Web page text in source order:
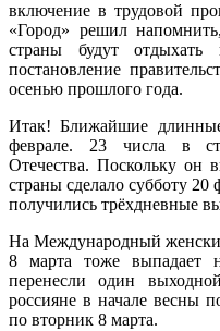
включение в трудовой
«Город» решил
страны будут отдыхать
постановление
осенью прошлого года.
Итак! Ближайшие
феврале. 23 числа в
Отечества. Поскольку он
страны сделало субботу 20
получились трёхдневные
На Международный
8 марта тоже выпадает
перенесли один
россияне в начале весны
по вторник 8 марта.